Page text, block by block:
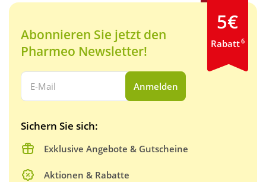
Abonnieren Sie jetzt den
Pharmeo Newsletter!
Ihre E-Mail Adresse:
Anmelden
Sichern Sie sich:
Exklusive Angebote & Gutscheine
Aktionen & Rabatte
5€
Rabatt6